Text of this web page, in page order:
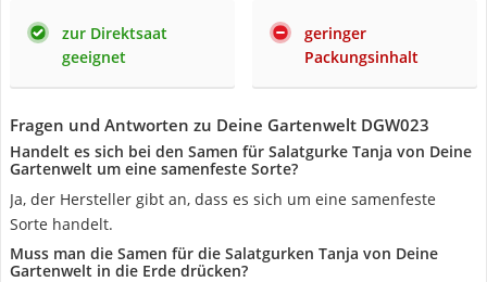
zur Direktsaat
geeignet
geringer
Packungsinhalt
Fragen und Antworten zu Deine Gartenwelt DGW023
Handelt es sich bei den Samen für Salatgurke Tanja von Deine
Gartenwelt um eine samenfeste Sorte?
Ja, der Hersteller gibt an, dass es sich um eine samenfeste
Sorte handelt.
Muss man die Samen für die Salatgurken Tanja von Deine
Gartenwelt in die Erde drücken?